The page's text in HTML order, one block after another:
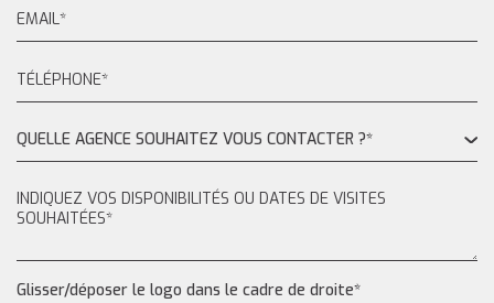
QUELLE AGENCE SOUHAITEZ VOUS CONTACTER ?*
Glisser/déposer le logo dans le cadre de droite*